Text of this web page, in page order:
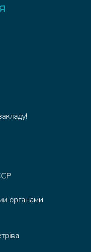
органами